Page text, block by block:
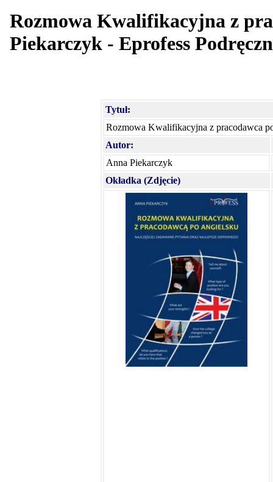
Rozmowa Kwalifikacyjna z
Piekarczyk - Eprofess
Tytuł:
Rozmowa Kwalifikacyjna z pracodawca
Autor:
Anna Piekarczyk
Okładka (Zdjęcie)